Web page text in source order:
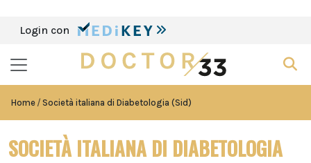
Login con
Home Società italiana di Diabetologia (Sid)
SOCIETÀ ITALIANA DI DIABETOLOGIA